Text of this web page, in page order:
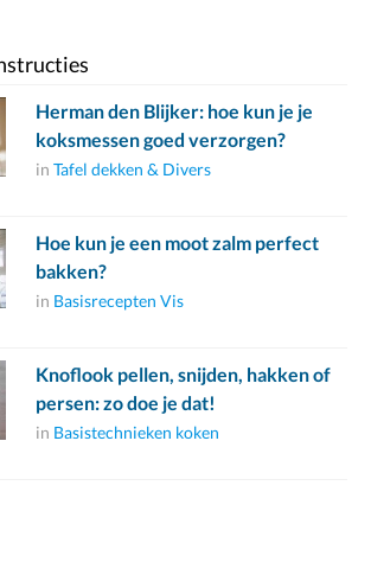
Herman den Blijker: hoe kun je je
koksmessen goed verzorgen?
in Tafel dekken & Divers
Hoe kun je een moot zalm perfect
bakken?
in Basisrecepten Vis
Knoflook pellen, snijden, hakken of
persen: zo doe je dat!
in Basistechnieken koken